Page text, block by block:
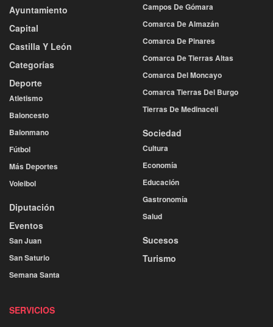
Ayuntamiento
Capital
Castilla Y León
Categorías
Deporte
Atletismo
Baloncesto
Balonmano
Fútbol
Más Deportes
Voleibol
Diputación
Eventos
San Juan
San Saturio
Semana Santa
Campos De Gómara
Comarca De Almazán
Comarca De Pinares
Comarca De Tierras Altas
Comarca Del Moncayo
Comarca Tierras Del Burgo
Tierras De Medinaceli
Sociedad
Cultura
Economía
Educación
Gastronomía
Salud
Sucesos
Turismo
SERVICIOS